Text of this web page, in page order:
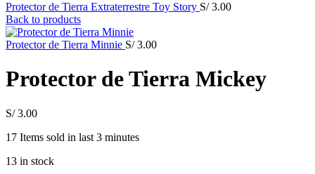
Protector de Tierra Extraterrestre Toy Story S/3.00
Back to products
Protector de Tierra Minnie S/3.00
Protector de Tierra Mickey
S/3.00
17 Items sold in last 3 minutes
13 in stock